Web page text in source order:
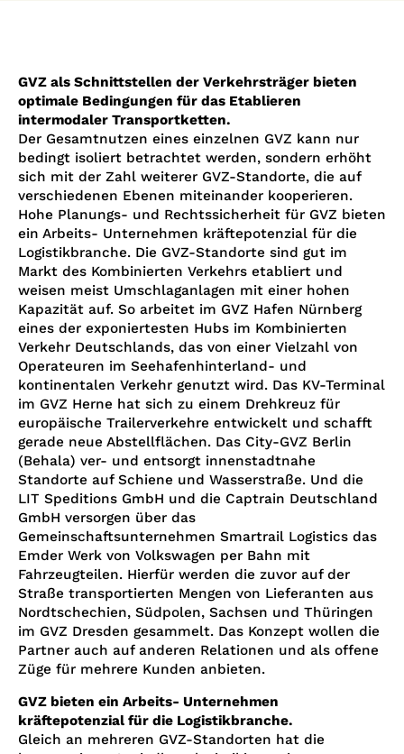
GVZ als Schnittstellen der Verkehrsträger bieten
optimale Bedingungen für das Etablieren
intermodaler Transportketten.
Der Gesamtnutzen eines einzelnen GVZ kann nur
bedingt isoliert betrachtet werden, sondern erhöht
sich mit der Zahl weiterer GVZ-Standorte, die auf
verschiedenen Ebenen miteinander kooperieren.
Hohe Planungs- und Rechtssicherheit für GVZ bieten
ein Arbeits- Unternehmen kräftepotenzial für die
Logistikbranche. Die GVZ-Standorte sind gut im
Markt des Kombinierten Verkehrs etabliert und
weisen meist Umschlaganlagen mit einer hohen
Kapazität auf. So arbeitet im GVZ Hafen Nürnberg
eines der exponiertesten Hubs im Kombinierten
Verkehr Deutschlands, das von einer Vielzahl von
Operateuren im Seehafenhinterland- und
kontinentalen Verkehr genutzt wird. Das KV-Terminal
im GVZ Herne hat sich zu einem Drehkreuz für
europäische Trailerverkehre entwickelt und schafft
gerade neue Abstellflächen. Das City-GVZ Berlin
(Behala) ver- und entsorgt innenstadtnahe
Standorte auf Schiene und Wasserstraße. Und die
LIT Speditions GmbH und die Captrain Deutschland
GmbH versorgen über das
Gemeinschaftsunternehmen Smartrail Logistics das
Emder Werk von Volkswagen per Bahn mit
Fahrzeugteilen. Hierfür werden die zuvor auf der
Straße transportierten Mengen von Lieferanten aus
Nordtschechien, Südpolen, Sachsen und Thüringen
im GVZ Dresden gesammelt. Das Konzept wollen die
Partner auch auf anderen Relationen und als offene
Züge für mehrere Kunden anbieten.
GVZ bieten ein Arbeits- Unternehmen
kräftepotenzial für die Logistikbranche.
Gleich an mehreren GVZ-Standorten hat die